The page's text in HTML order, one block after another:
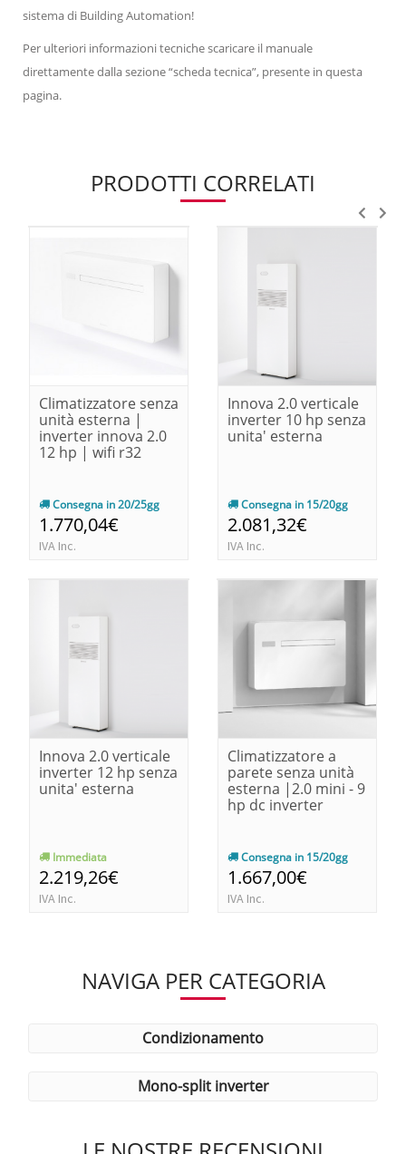
sistema di Building Automation!
Per ulteriori informazioni tecniche scaricare il manuale
direttamente dalla sezione “scheda tecnica”, presente in questa
pagina.
PRODOTTI CORRELATI
Climatizzatore senza
unità esterna |
inverter innova 2.0
12 hp | wifi r32
Consegna in 20/25gg
1.770,04€
IVA Inc.
Innova 2.0 verticale
inverter 10 hp senza
unita' esterna
Consegna in 15/20gg
2.081,32€
IVA Inc.
Innova 2.0 verticale
inverter 12 hp senza
unita' esterna
Immediata
2.219,26€
IVA Inc.
Climatizzatore a
parete senza unità
esterna |2.0 mini - 9
hp dc inverter
Consegna in 15/20gg
1.667,00€
IVA Inc.
NAVIGA PER CATEGORIA
condizionamento
mono-split inverter